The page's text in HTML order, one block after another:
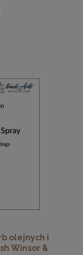
olejnych i
Winsor &